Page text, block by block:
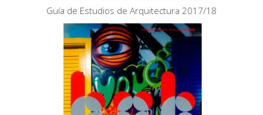
Guía de Estudios de Arquitectura 2017/18